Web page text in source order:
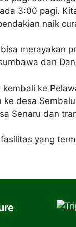
3:00 pagi.
naik
merayakan
dan
ke
desa
Senaru dan
yang